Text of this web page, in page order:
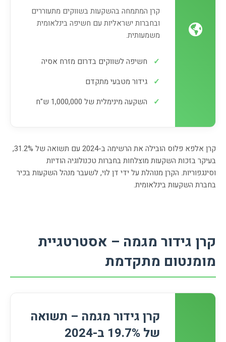
קרן המתמחה בהשקעות בשווקים מתעוררים
ובחברות ישראליות עם חשיפה בינלאומית
משמעותית.
✓
חשיפה לשווקים בדרום מזרח אסיה
✓
גידור מטבעי מתקדם
✓
השקעה מינימלית של 1,000,000 ש"ח
קרן אלפא פלוס הובילה את הרשימה ב-2024 עם תשואה של 31.2%,
בעיקר בזכות השקעות מוצלחות בחברות טכנולוגיה הודיות
וסינגפוריות. הקרן מנוהלת על ידי דן לוי, לשעבר מנהל השקעות בכיר
בחברת השקעות בינלאומית.
קרן גידור מגמה – אסטרטגיית
מומנטום מתקדמת
קרן גידור מגמה – תשואה
של 19.7% ב-2024